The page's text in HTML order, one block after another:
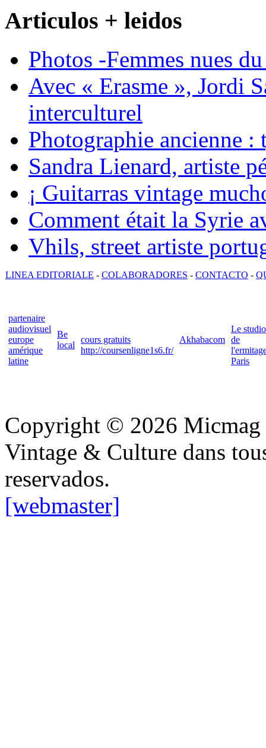
Articulos + leidos
Photos -Femmes nues
Avec « Erasme », Jordi
interculturel
Photographie ancienne :
Sandra Lienard, artiste
¡ Guitarras vintage
Comment était la Syrie
Vhils, street artiste
LINEA EDITORIALE - COLABORADORES - CONTACTO -
partenaire
audiovisuel
europe
amérique
latine
Be
local
cours gratuits
http://coursenligne1s6.fr/
Akhabacom
Le studio
de
Paris
Copyright © 2026 Micmag
Vintage & Culture dans
reservados.
[webmaster]